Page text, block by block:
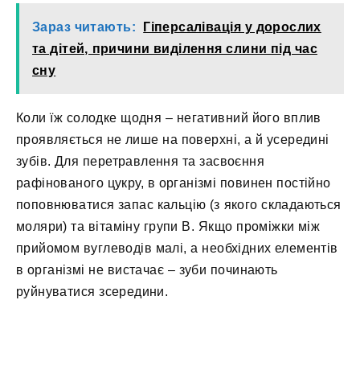
Зараз читають:
Гіперсалівація у дорослих
та дітей, причини виділення слини під час
сну
Коли їж солодке щодня – негативний його вплив
проявляється не лише на поверхні, а й усередині
зубів. Для перетравлення та засвоєння
рафінованого цукру, в організмі повинен постійно
поповнюватися запас кальцію (з якого складаються
моляри) та вітаміну групи В. Якщо проміжки між
прийомом вуглеводів малі, а необхідних елементів
в організмі не вистачає – зуби починають
руйнуватися зсередини.